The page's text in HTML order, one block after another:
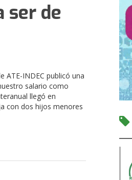
ser de
ATE-INDEC publicó una
salario como
llegó en
con dos hijos menores